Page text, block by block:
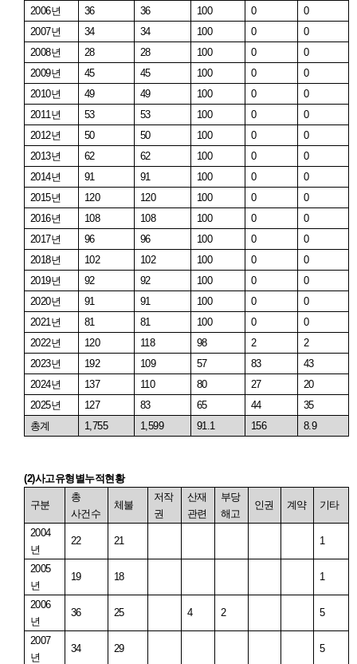
2006년 36 36 100 0
0
2007년 34 34 100 0
0
2008년 28 28 100 0
0
2009년 45 45 100 0
0
2010년 49 49 100 0
0
2011년 53 53 100 0
0
2012년 50 50 100 0
0
2013년 62 62 100 0
0
2014년 91 91 100 0
0
2015년 120 120 100 0
0
2016년 108 108 100 0
0
2017년 96 96 100 0
0
2018년 102 102 100 0
0
2019년 92 92 100 0
0
2020년 91 91 100 0
0
2021년 81 81 100 0
0
2022년 120 118 98 2
2
2023년 192 109 57 83
43
2024년 137 110 80 27
20
2025년 127 83 65 44
35
총계
1,755 1,599 91.1 156 8.9
(2)사고유형별누적현황
구분
총
사건수
체불
저작
권
산재
관련
부당
해고
인권 계약 기타
2004
년
22 21 1
2005
년
19 18 1
2006
년
36 25 4 2 5
2007
년
34 29 5